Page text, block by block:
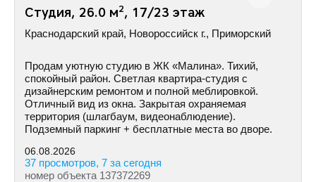
Студия, 26.0 м2, 17/23 этаж
Краснодарский край, Новороссийск г., Приморский
Продам уютную студию в ЖК «Малина». Тихий,
спокойный район. Светлая квартира-студия с
дизайнерским ремонтом и полной меблировкой.
Отличный вид из окна. Закрытая охраняемая
территория (шлагбаум, видеонаблюдение).
Подземный паркинг + бесплатные места во дворе.
06.08.2026
37 просмотров, 7 за сегодня
номер объекта 137372269